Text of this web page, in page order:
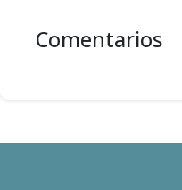
Comentarios